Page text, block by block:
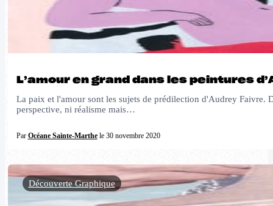
L’amour en grand dans les peintures
La paix et l'amour sont les sujets de prédilection d'Audrey Faivre.
perspective, ni réalisme mais…
Par Océane Sainte-Marthele 30 novembre 2020
Découverte Graphique